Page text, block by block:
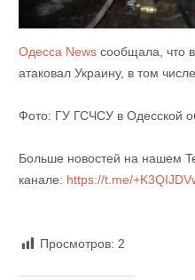
Одесса News сообщала, что
атаковал Украину, в том
Фото: ГУ ГСЧСУ в Одесской
Больше новостей на нашем
канале: https://t.me/
Просмотров: 2